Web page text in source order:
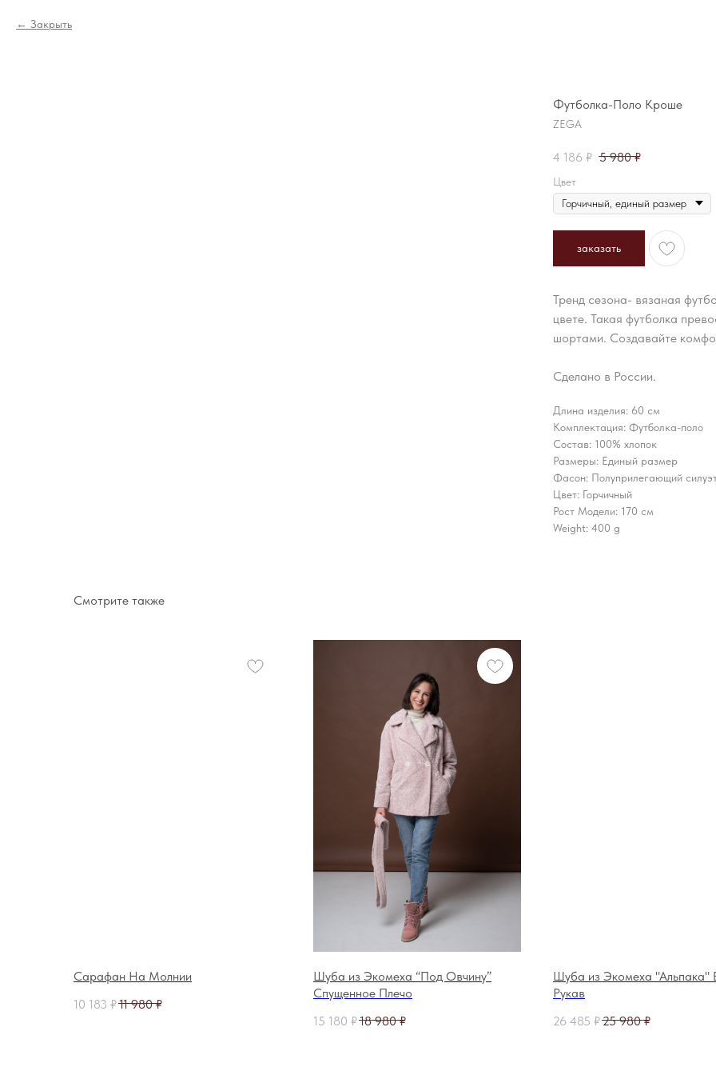
Закрыть
Футболка-Поло Кроше
ZEGA
4 186 ₽ 5 980 ₽
Цвет
заказать
Тренд сезона- вязаная
цвете. Такая футболка
шортами. Создавайте
Сделано в России.
Длина изделия: 60 см
Комплектация: Футболка-поло
Состав: 100% хлопок
Размеры: Единый размер
Фасон: Полуприлегающий
Цвет: Горчичный
Рост Модели: 170 см
Weight: 400 g
Смотрите также
Сарафан На Молнии
10 183 ₽11 980 ₽
Шуба из Экомеха “Под Овчину”
Спущенное Плечо
15 180 ₽18 980 ₽
Шуба из Экомеха "Альпака"
Рукав
26 485 ₽25 980 ₽